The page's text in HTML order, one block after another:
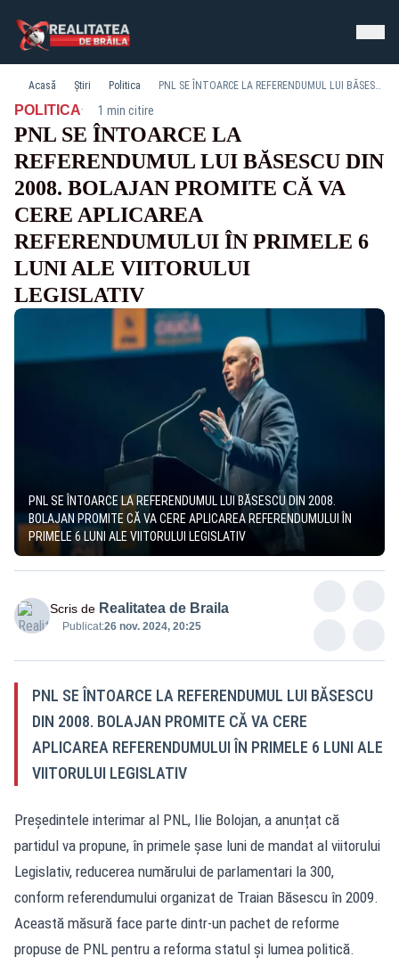
Acasă Știri Politica PNL SE ÎNTOARCE LA REFERENDUMUL LUI BĂSESCU DIN 2008. BOLAJAN PROMITE CĂ VA CERE APLICAREA REFERENDUMULUI ÎN PRIMELE 6 LUNI ALE VIITORULUI LEGISLATIV
POLITICA· 1 min citire
PNL SE ÎNTOARCE LA
REFERENDUMUL LUI BĂSESCU DIN
2008. BOLAJAN PROMITE CĂ VA
CERE APLICAREA
REFERENDUMULUI ÎN PRIMELE 6
LUNI ALE VIITORULUI
LEGISLATIV
PNL SE ÎNTOARCE LA REFERENDUMUL LUI BĂSESCU DIN 2008.
BOLAJAN PROMITE CĂ VA CERE APLICAREA REFERENDUMULUI ÎN
PRIMELE 6 LUNI ALE VIITORULUI LEGISLATIV
Scris de Realitatea de Braila
Publicat:26 nov. 2024, 20:25
PNL SE ÎNTOARCE LA REFERENDUMUL LUI BĂSESCU
DIN 2008. BOLAJAN PROMITE CĂ VA CERE
APLICAREA REFERENDUMULUI ÎN PRIMELE 6 LUNI ALE
VIITORULUI LEGISLATIV
Președintele interimar al PNL, Ilie Bolojan, a anunțat că
partidul va propune, în primele șase luni de mandat al viitorului
Legislativ, reducerea numărului de parlamentari la 300,
conform referendumului organizat de Traian Băsescu în 2009.
Această măsură face parte dintr-un pachet de reforme
propuse de PNL pentru a reforma statul și lumea politică.